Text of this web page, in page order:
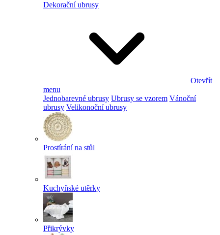
Dekorační ubrusy
Otevřít
menu
Jednobarevné ubrusy Ubrusy se vzorem Vánoční
ubrusy Velikonoční ubrusy
Prostírání na stůl
Kuchyňské utěrky
Přikrývky